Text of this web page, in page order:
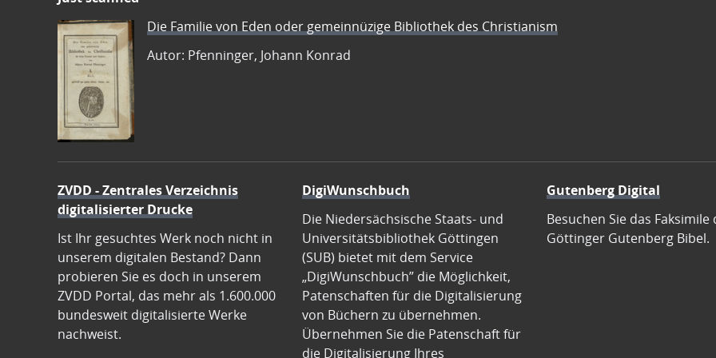
Die Familie von Eden oder gemeinnüzige Bibliothek des Christianism
Autor: Pfenninger, Johann Konrad
ZVDD - Zentrales Verzeichnis
digitalisierter Drucke
Ist Ihr gesuchtes Werk noch nicht in
unserem digitalen Bestand? Dann
probieren Sie es doch in unserem
ZVDD Portal, das mehr als 1.600.000
bundesweit digitalisierte Werke
nachweist.
DigiWunschbuch
Die Niedersächsische Staats- und
Universitätsbibliothek Göttingen
(SUB) bietet mit dem Service
„DigiWunschbuch” die Möglichkeit,
Patenschaften für die Digitalisierung
von Büchern zu übernehmen.
Übernehmen Sie die Patenschaft für
die Digitalisierung Ihres
Gutenberg Digital
Besuchen Sie das Faksimile
Göttinger Gutenberg Bibel.